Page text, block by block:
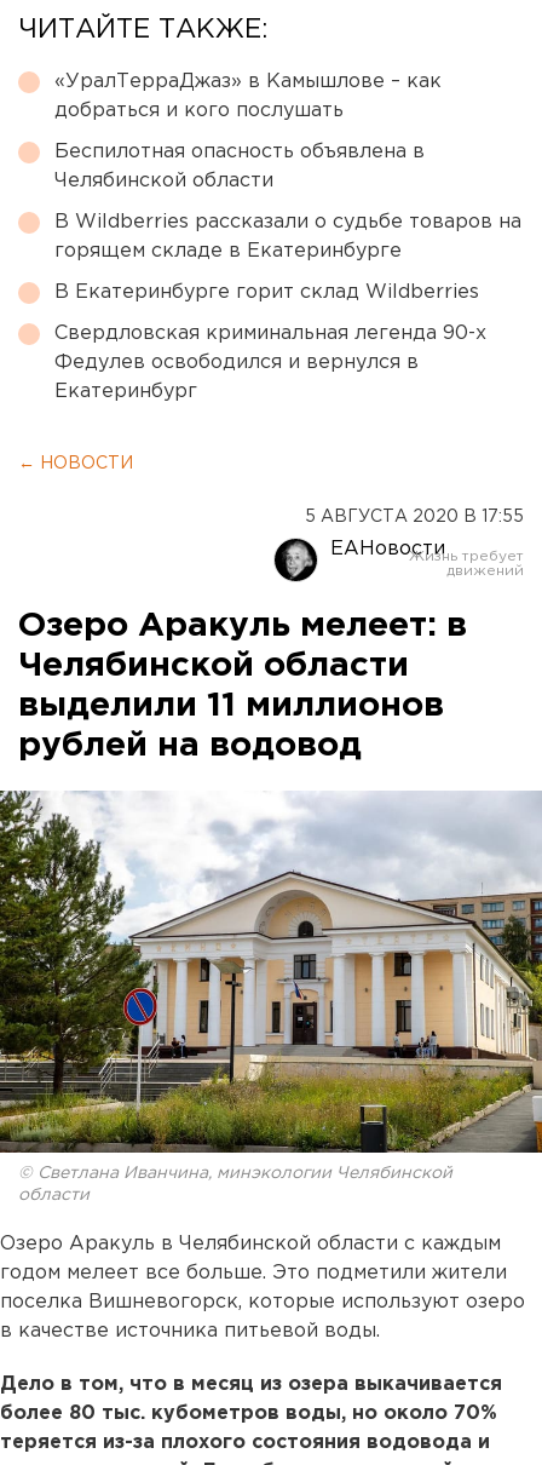
ЧИТАЙТЕ ТАКЖЕ:
«УралТерраДжаз» в Камышлове – как
добраться и кого послушать
Беспилотная опасность объявлена в
Челябинской области
В Wildberries рассказали о судьбе товаров на
горящем складе в Екатеринбурге
В Екатеринбурге горит склад Wildberries
Свердловская криминальная легенда 90-х
Федулев освободился и вернулся в
Екатеринбург
← НОВОСТИ
5 АВГУСТА 2020 В 17:55
ЕАНовости
Озеро Аракуль мелеет: в
Челябинской области
выделили 11 миллионов
рублей на водовод
© Светлана Иванчина, минэкологии Челябинской
области
Озеро Аракуль в Челябинской области с каждым
годом мелеет все больше. Это подметили жители
поселка Вишневогорск, которые используют озеро
в качестве источника питьевой воды.
Дело в том, что в месяц из озера выкачивается
более 80 тыс. кубометров воды, но около 70%
теряется из-за плохого состояния водовода и